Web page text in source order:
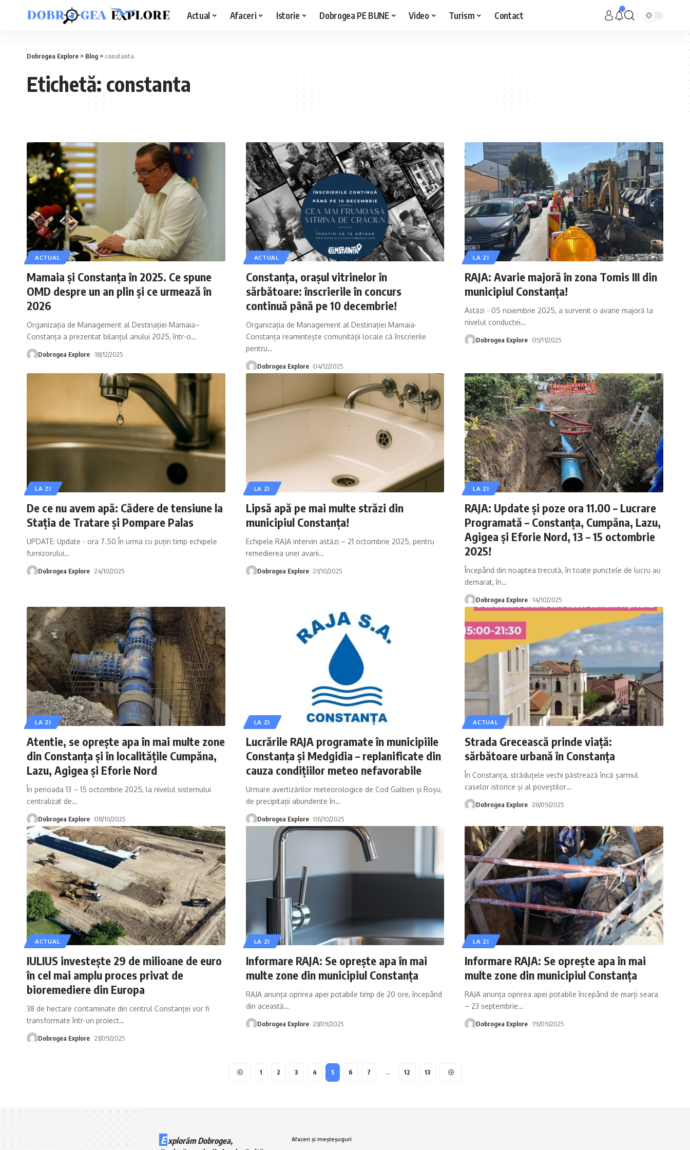
Actual Afaceri Istorie Dobrogea PE BUNE Video Turism Contact
Dobrogea Explore> Blog >constanta
Etichetă:constanta
ACTUAL
Mamaia și Constanța în 2025. Ce spune
OMD despre un an plin și ce urmează în
2026
Organizația de Management al Destinației Mamaia–
Constanța a prezentat bilanțul anului 2025, într-o…
Dobrogea Explore 18/12/2025
ACTUAL
Constanța, orașul vitrinelor în
sărbătoare: înscrierile în concurs
continuă până pe 10 decembrie!
Organizația de Management al Destinației Mamaia-
Constanța reamintește comunității locale că înscrierile
pentru…
Dobrogea Explore 04/12/2025
LA ZI
RAJA: Avarie majoră în zona Tomis III din
municipiul Constanța!
Astăzi - 05 noiembrie 2025, a survenit o avarie majoră la
nivelul conductei…
Dobrogea Explore 05/11/2025
LA ZI
De ce nu avem apă: Cădere de tensiune la
Stația de Tratare și Pompare Palas
UPDATE: Update - ora 7.50 În urma cu puțin timp echipele
furnizorului…
Dobrogea Explore 24/10/2025
LA ZI
Lipsă apă pe mai multe străzi din
municipiul Constanța!
Echipele RAJA intervin astăzi – 21 octombrie 2025, pentru
remedierea unei avarii…
Dobrogea Explore 21/10/2025
LA ZI
RAJA: Update și poze ora 11.00 – Lucrare
Programată – Constanța, Cumpăna, Lazu,
Agigea și Eforie Nord, 13 – 15 octombrie
2025!
Începând din noaptea trecută, în toate punctele de lucru au
demarat, în…
Dobrogea Explore 14/10/2025
LA ZI
Atentie, se oprește apa în mai multe zone
din Constanța și în localitățile Cumpăna,
Lazu, Agigea și Eforie Nord
În perioada 13 – 15 octombrie 2025, la nivelul sistemului
centralizat de…
Dobrogea Explore 08/10/2025
LA ZI
Lucrările RAJA programate în municipiile
Constanța și Medgidia – replanificate din
cauza condițiilor meteo nefavorabile
Urmare avertizărilor meteorologice de Cod Galben și Roșu,
de precipitații abundente în…
Dobrogea Explore 06/10/2025
ACTUAL
Strada Grecească prinde viață:
sărbătoare urbană în Constanța
În Constanța, străduțele vechi păstrează încă șarmul
caselor istorice și al poveștilor…
Dobrogea Explore 26/09/2025
ACTUAL
IULIUS investește 29 de milioane de euro
în cel mai amplu proces privat de
bioremediere din Europa
38 de hectare contaminate din centrul Constanței vor fi
transformate într-un proiect…
Dobrogea Explore 23/09/2025
LA ZI
Informare RAJA: Se oprește apa în mai
multe zone din municipiul Constanța
RAJA anunța oprirea apei potabile timp de 20 ore, începând
din această…
Dobrogea Explore 23/09/2025
LA ZI
Informare RAJA: Se oprește apa în mai
multe zone din municipiul Constanța
RAJA anunța oprirea apei potabile începând de marți seara
– 23 septembrie…
Dobrogea Explore 19/09/2025
1 2 3 4 5 6 7 … 12 13
E xplorăm Dobrogea,
Afaceri și meșteșuguri